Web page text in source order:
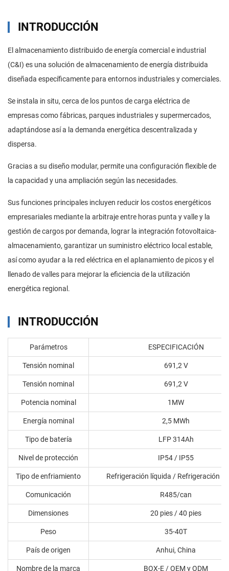
INTRODUCCIÓN
El almacenamiento distribuido de energía comercial e industrial
(C&I) es una solución de almacenamiento de energía distribuida
diseñada específicamente para entornos industriales y comerciales.
Se instala in situ, cerca de los puntos de carga eléctrica de
empresas como fábricas, parques industriales y supermercados,
adaptándose así a la demanda energética descentralizada y
dispersa.
Gracias a su diseño modular, permite una configuración flexible de
la capacidad y una ampliación según las necesidades.
Sus funciones principales incluyen reducir los costos energéticos
empresariales mediante la arbitraje entre horas punta y valle y la
gestión de cargos por demanda, lograr la integración fotovoltaica-
almacenamiento, garantizar un suministro eléctrico local estable,
así como ayudar a la red eléctrica en el aplanamiento de picos y el
llenado de valles para mejorar la eficiencia de la utilización
energética regional.
INTRODUCCIÓN
Parámetros ESPECIFICACIÓN
Tensión nominal 691,2 V
Tensión nominal 691,2 V
Potencia nominal 1MW
Energía nominal 2,5 MWh
Tipo de batería LFP 314Ah
Nivel de protección IP54 / IP55
Tipo de enfriamiento Refrigeración líquida / Refrigeración
Comunicación R485/can
Dimensiones 20 pies / 40 pies
Peso 35-40T
País de origen Anhui, China
Nombre de la marca BOX-E / OEM y ODM